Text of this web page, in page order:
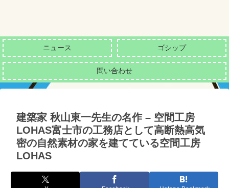
ニュース ゴシップ
問い合わせ
建築家 秋山東一先生の名作 – 空間工房
LOHAS富士市の工務店として高断熱高気
密の自然素材の家を建てている空間工房
LOHAS